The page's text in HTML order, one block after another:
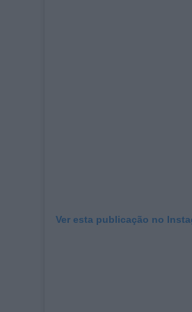
Ver esta publicação no